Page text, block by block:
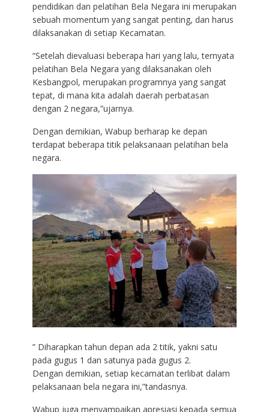
pendidikan dan pelatihan Bela Negara ini merupakan
sebuah momentum yang sangat penting, dan harus
dilaksanakan di setiap Kecamatan.
“Setelah dievaluasi beberapa hari yang lalu, ternyata
pelatihan Bela Negara yang dilaksanakan oleh
Kesbangpol, merupakan programnya yang sangat
tepat, di mana kita adalah daerah perbatasan
dengan 2 negara,”ujarnya.
Dengan demikian, Wabup berharap ke depan
terdapat beberapa titik pelaksanaan pelatihan bela
negara.
” Diharapkan tahun depan ada 2 titik, yakni satu
pada gugus 1 dan satunya pada gugus 2.
Dengan demikian, setiap kecamatan terlibat dalam
pelaksanaan bela negara ini,”tandasnya.
Wabup juga menyampaikan apresiasi kepada semua